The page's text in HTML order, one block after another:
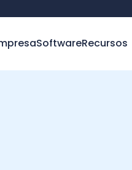
SoftwareRecursos